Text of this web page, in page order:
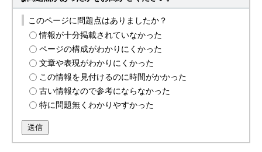
このページに問題点はありましたか？
情報が十分掲載されていなかった
ページの構成がわかりにくかった
文章や表現がわかりにくかった
この情報を見付けるのに時間がかかった
古い情報なので参考にならなかった
特に問題無くわかりやすかった
送信